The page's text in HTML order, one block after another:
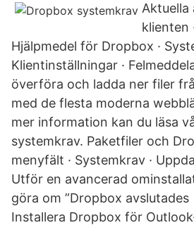
Aktuella
klienten
Hjälpmedel för Dropbox ·
Klientinställningar ·
överföra och ladda ner filer
med de flesta moderna
mer information kan du läsa
systemkrav. Paketfiler och
menyfält · Systemkrav ·
Utför en avancerad
göra om ”Dropbox
Installera Dropbox för